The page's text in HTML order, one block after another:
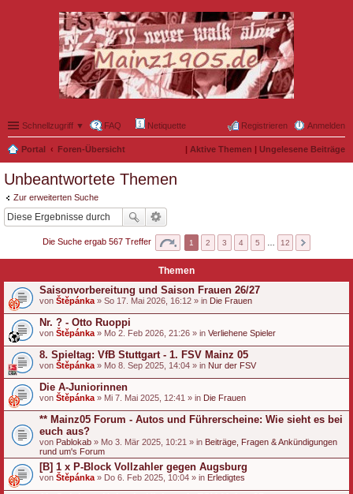
Schnellzugriff ▼ FAQ Netiquette Anmelden
Registrieren
Portal Foren-Übersicht | Aktive Themen | Ungelesene Beiträge
Unbeantwortete Themen
Zur erweiterten Suche
Die Suche ergab 567 Treffer 1 2 3 4 5 12
Themen
Saisonvorbereitung und Saison Frauen 26/27
von Štěpánka » So 17. Mai 2026, 16:12 » in Die Frauen
Nr. ? - Otto Ruoppi
von Štěpánka » Mo 2. Feb 2026, 21:26 » in Verliehene Spieler
8. Spieltag: VfB Stuttgart - 1. FSV Mainz 05
von Štěpánka » Mo 8. Sep 2025, 14:04 » in Nur der FSV
Die A-Juniorinnen
von Štěpánka » Mi 7. Mai 2025, 12:41 » in Die Frauen
** Mainz05 Forum - Autos und Führerscheine: Wie sieht es bei
euch aus?
von Pablokab » Mo 3. Mär 2025, 10:21 » in Beiträge, Fragen & Ankündigungen
rund um's Forum
[B] 1 x P-Block Vollzahler gegen Augsburg
von Štěpánka » Do 6. Feb 2025, 10:04 » in Erledigtes